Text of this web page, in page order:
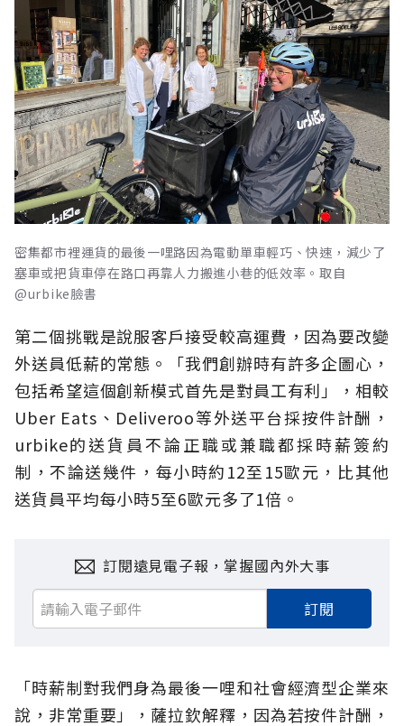
密集都市裡運貨的最後一哩路因為電動單車輕巧、快速，減少了
塞車或把貨車停在路口再靠人力搬進小巷的低效率。取自
@urbike臉書
第二個挑戰是說服客戶接受較高運費，因為要改變
外送員低薪的常態。「我們創辦時有許多企圖心，
包括希望這個創新模式首先是對員工有利」，相較
Uber Eats、Deliveroo等外送平台採按件計酬，
urbike的送貨員不論正職或兼職都採時薪簽約
制，不論送幾件，每小時約12至15歐元，比其他
送貨員平均每小時5至6歐元多了1倍。
訂閱遠見電子報，掌握國內外大事
訂閱
「時薪制對我們身為最後一哩和社會經濟型企業來
說，非常重要」，薩拉欽解釋，因為若按件計酬，